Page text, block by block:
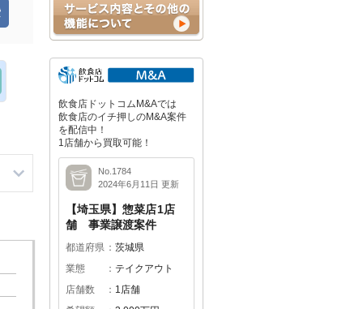
飲食店ドットコムM&Aでは
飲食店のイチ押しのM&A案件
を配信中！
1店舗から買取可能！
No.1784
2024年6月11日 更新
【埼玉県】惣菜店1店
舗 事業譲渡案件
都道府県
茨城県
業態
テイクアウト
店舗数
1店舗